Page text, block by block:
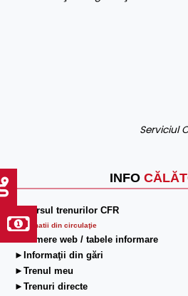
INFO
►Mersul trenurilor CFR
Informatii din circulaţie
►Camere web / tabele informare
►Informaţii din gări
►Trenul meu
►Trenuri directe
Serviciul